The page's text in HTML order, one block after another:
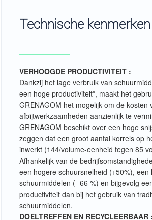
Technische kenmerken
VERHOOGDE PRODUCTIVITEIT :
Dankzij het lage verbruik van
een hoge productiviteit*, maakt het
GRENAGOM het mogelijk om de kosten
afbijtwerkzaamheden aanzienlijk te
GRENAGOM beschikt over een hoge
zeggen dat een groot aantal korrels op
inwerkt (144/volume-eenheid tegen 85
Afhankelijk van de
een hogere schuursnelheid (+50%), een
schuurmiddelen (- 66 %) en bijgevolg
productiviteit dan bij het gebruik van
schuurmiddelen.
DOELTREFFEN EN RECYCLEERBAAR :